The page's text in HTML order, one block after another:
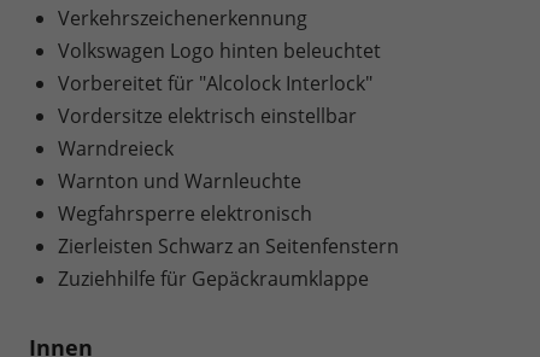
Verkehrszeichenerkennung
Volkswagen Logo hinten beleuchtet
Vorbereitet für "Alcolock Interlock"
Vordersitze elektrisch einstellbar
Warndreieck
Warnton und Warnleuchte
Wegfahrsperre elektronisch
Zierleisten Schwarz an Seitenfenstern
Zuziehhilfe für Gepäckraumklappe
Innen